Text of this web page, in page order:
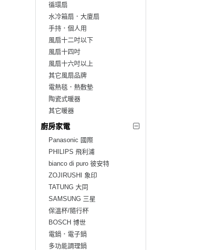
循環扇
水冷箱扇．大廈扇
手持．個人用
風扇十二吋以下
風扇十四吋
風扇十六吋以上
其它風扇品牌
電熱毯．熱敷墊
陶瓷式暖器
其它暖器
廚房家電
Panasonic 國際
PHILIPS 飛利浦
bianco di puro 彼安特
ZOJIRUSHI 象印
TATUNG 大同
SAMSUNG 三星
保溫杯/隨行杯
BOSCH 博世
電鍋．電子鍋
多功能調理鍋